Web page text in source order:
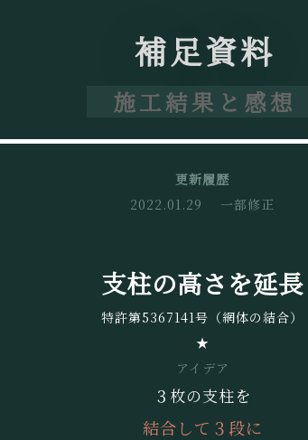
補足資料
施工結果と感想
更新履歴
2022.01.29 一部修正
支柱の高さを延長
特許第5367141号（網体の結合）
★
アイデア
３枚の支柱を
結合して３段に